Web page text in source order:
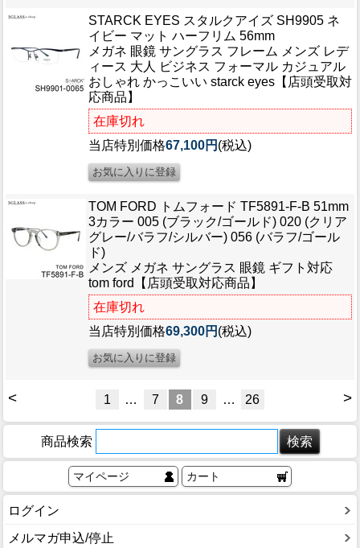
STARCK EYES スタルクアイズ SH9905 ネ
イビー マット ハーフリム 56mm
メガネ 眼鏡 サングラス フレーム メンズ レデ
ィース 大人 ビジネス フォーマル カジュアル
おしゃれ かっこいい starck eyes【店頭受取対
応商品】
在庫切れ
当店特別価格67,100円 (税込)
TOM FORD トムフォード TF5891-F-B 51mm
3カラー 005 (ブラック/ゴールド) 020 (クリア
グレー/バラフ/シルバー) 056 (バラフ/ゴール
ド)
メンズ メガネ サングラス 眼鏡 ギフト対応
tom ford【店頭受取対応商品】
在庫切れ
当店特別価格69,300円 (税込)
< >
1 … 7 8 9 … 26
商品検索
マイページ カート
ログイン
メルマガ申込/停止